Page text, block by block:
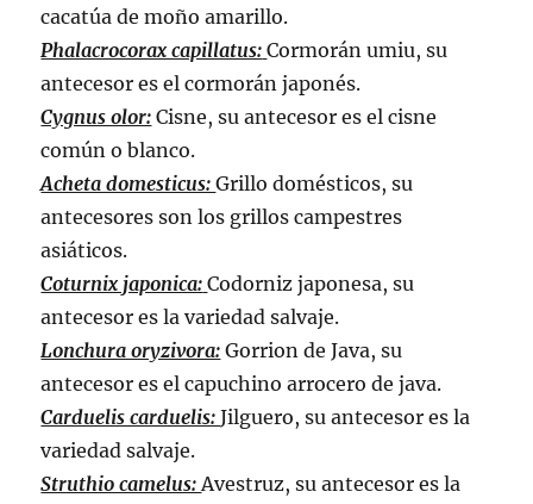
cacatúa de moño amarillo.
Phalacrocorax capillatus: Cormorán umiu, su
antecesor es el cormorán japonés.
Cygnus olor: Cisne, su antecesor es el cisne
común o blanco.
Acheta domesticus:Grillo domésticos, su
antecesores son los grillos campestres
asiáticos.
Coturnix japonica: Codorniz japonesa, su
antecesor es la variedad salvaje.
Lonchura oryzivora: Gorrion de Java, su
antecesor es el capuchino arrocero de java.
Carduelis carduelis:Jilguero, su antecesor es la
variedad salvaje.
Struthio camelus: Avestruz, su antecesor es la